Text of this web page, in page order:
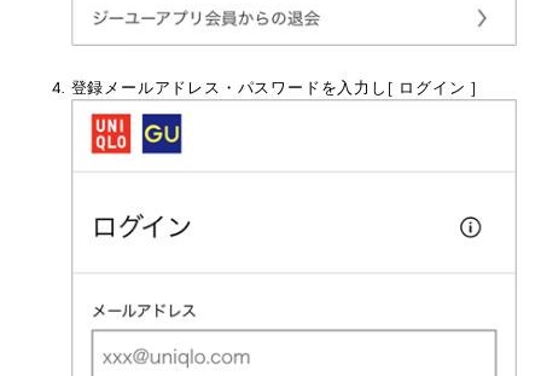
登録メールアドレス・パスワードを入力し[ ログイン ]